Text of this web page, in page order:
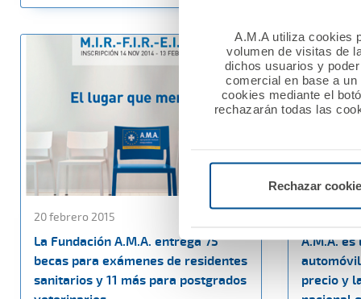
A.M.A utiliza cookies
volumen de visitas de
dichos usuarios y
comercial en base a
cookies mediante el
rechazarán todas las
Rechazar
20 febrero 2015
La Fundación A.M.A. entrega 75
becas para exámenes de residentes
sanitarios y 11 más para postgrados
A.M.A.
precio y